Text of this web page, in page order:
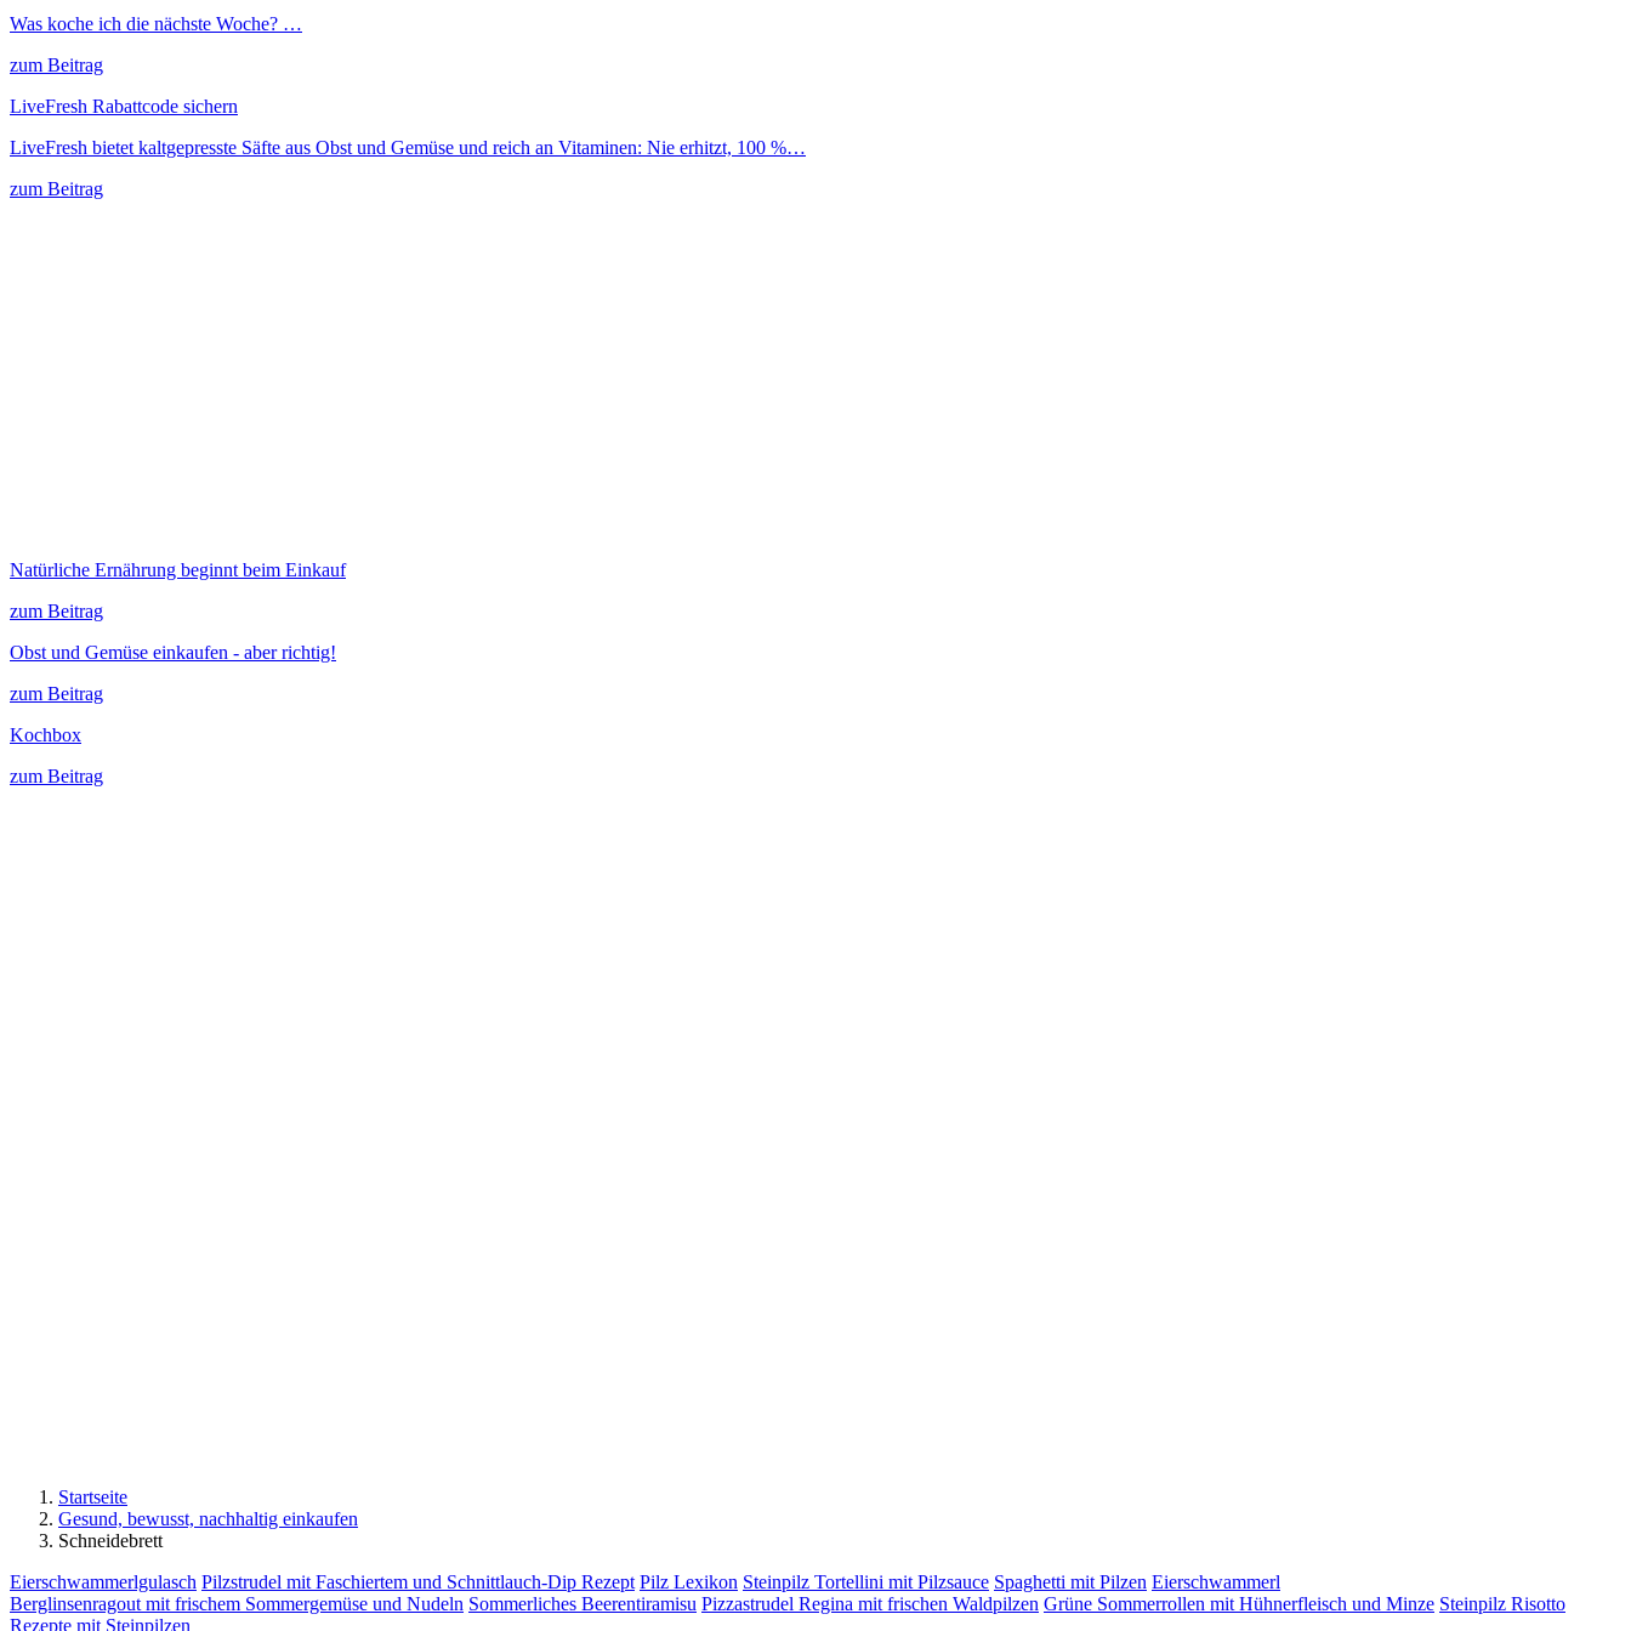
Was koche ich die nächste Woche? …
zum Beitrag
LiveFresh Rabattcode sichern
LiveFresh bietet kaltgepresste Säfte aus Obst und Gemüse und reich an Vitaminen: Nie erhitzt, 100 %…
zum Beitrag
Natürliche Ernährung beginnt beim Einkauf
zum Beitrag
Obst und Gemüse einkaufen - aber richtig!
zum Beitrag
Kochbox
zum Beitrag
Startseite
Gesund, bewusst, nachhaltig einkaufen
Schneidebrett
Eierschwammerlgulasch Pilzstrudel mit Faschiertem und Schnittlauch-Dip Rezept Pilz Lexikon Steinpilz Tortellini mit Pilzsauce Spaghetti mit Pilzen Eierschwammerl
Berglinsenragout mit frischem Sommergemüse und Nudeln Sommerliches Beerentiramisu Pizzastrudel Regina mit frischen Waldpilzen Grüne Sommerrollen mit Hühnerfleisch und Minze Steinpilz Risotto
Rezepte mit Steinpilzen